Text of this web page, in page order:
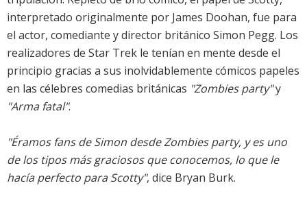
interpretado originalmente por James Doohan, fue para
el actor, comediante y director británico Simon Pegg. Los
realizadores de Star Trek le tenían en mente desde el
principio gracias a sus inolvidablemente cómicos papeles
en las célebres comedias británicas "Zombies party"y
"Arma fatal".
"Éramos fans de Simon desde Zombies party, y es uno
de los tipos más graciosos que conocemos, lo que le
hacía perfecto para Scotty", dice Bryan Burk.